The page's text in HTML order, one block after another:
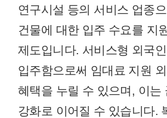
연구시설 등의 서비스 업종
건물에 대한 입주 수요를 지
제도입니다. 서비스형 외국
입주함으로써 임대료 지원
혜택을 누릴 수 있으며, 이는
강화로 이어질 수 있습니다.